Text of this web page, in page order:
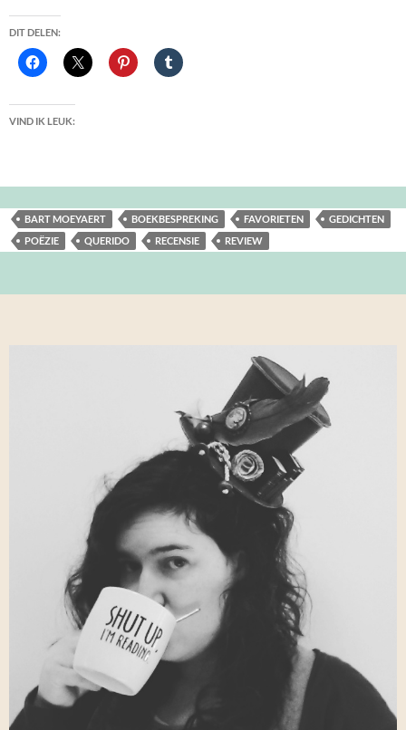
DIT DELEN:
VIND IK LEUK:
BART MOEYAERT BOEKBESPREKING FAVORIETEN
GEDICHTEN
POËZIE
QUERIDO RECENSIE REVIEW